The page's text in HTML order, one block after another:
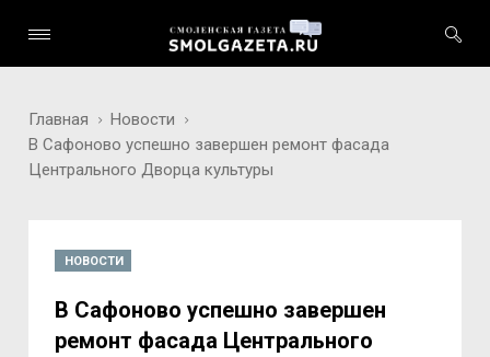
Главная
Новости
В Сафоново успешно завершен ремонт фасада
Центрального Дворца культуры
НОВОСТИ
В Сафоново успешно завершен
ремонт фасада Центрального